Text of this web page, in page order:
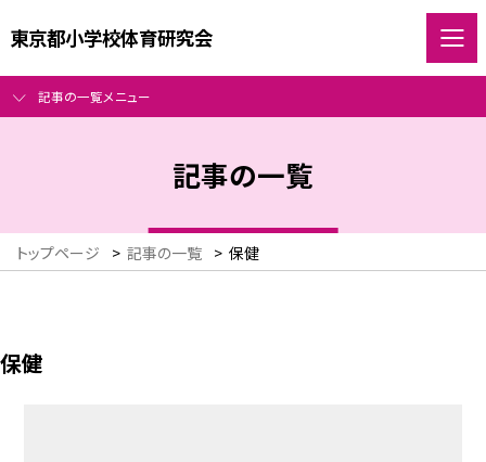
東京都小学校体育研究会
記事の一覧メニュー
記事の一覧
トップページ > 記事の一覧 > 保健
保健